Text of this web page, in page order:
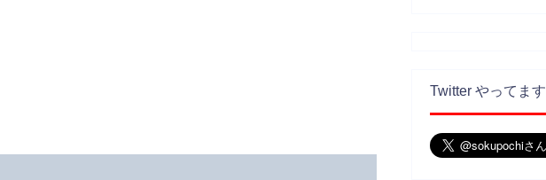
Twitter やってます